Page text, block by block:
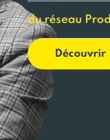
du réseau
Découvrir